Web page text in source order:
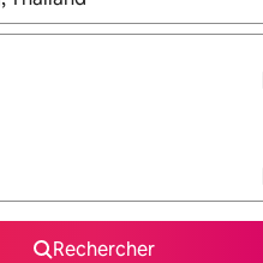
Rechercher